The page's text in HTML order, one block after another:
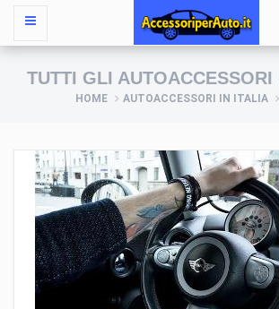
TUTTI GLI
HOME AUTOACCESSORI IN ITALIA